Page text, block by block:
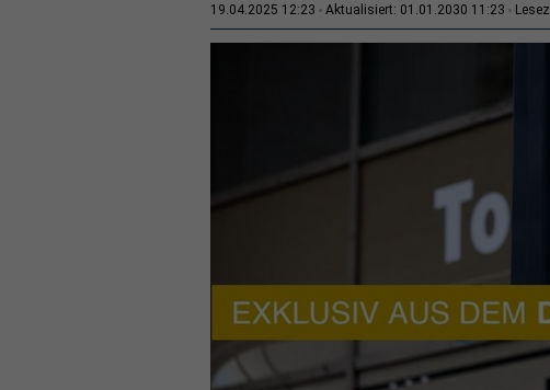
19.04.2025 12:23 Aktualisiert: 01.01.2030 11:23